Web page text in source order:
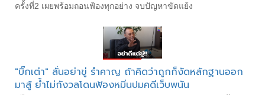
ครั้งที่2 เผยพร้อมถอนฟ้องทุกอย่าง จบปัญหาขัดแย้ง
"บิ๊กเต่า" ลั่นอย่าขู่ รำคาญ ถ้าคิดว่าถูกก็งัดหลักฐานออก
มาสู้ ย้ำไม่กังวลโดนฟ้องหมิ่นปมคดีเว็บพนัน